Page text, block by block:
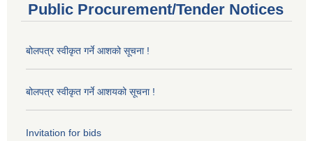
Public Procurement/Tender Notices
बोलपत्र स्वीकृत गर्ने आशको सूचना !
बोलपत्र स्वीकृत गर्ने आशयको सूचना !
Invitation for bids